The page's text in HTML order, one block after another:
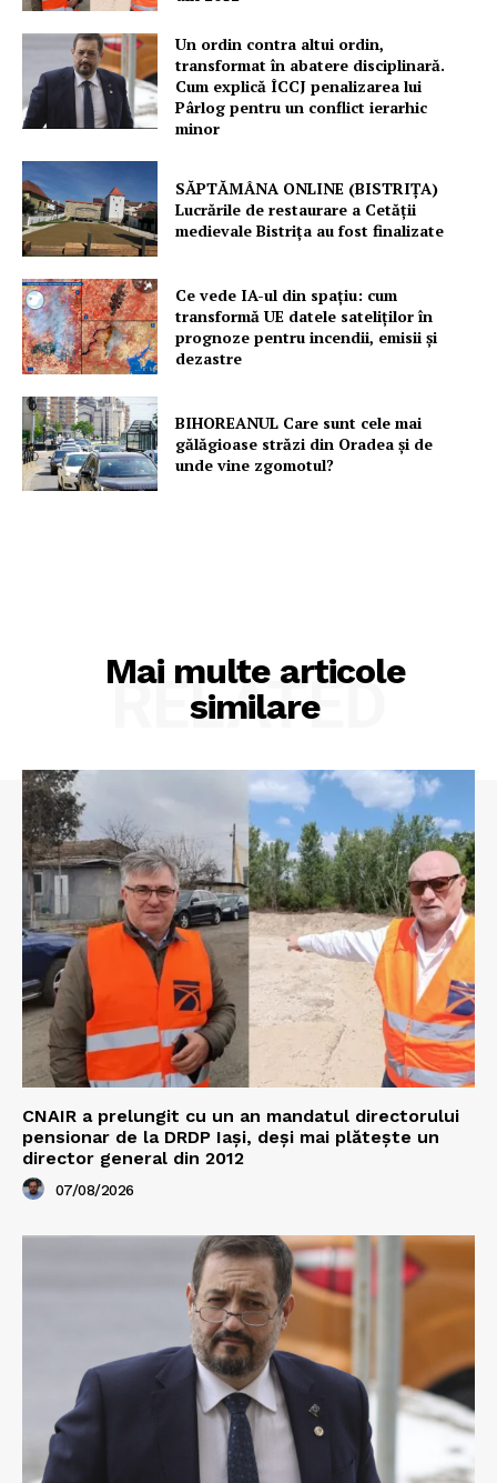
FREEDOM HOUSE ROMÂNIA
Un ordin contra altui ordin,
transformat în abatere disciplinară.
Cum explică ÎCCJ penalizarea lui
Pârlog pentru un conflict ierarhic
minor
SĂPTĂMÂNA ONLINE (BISTRIȚA)
Lucrările de restaurare a Cetăţii
medievale Bistriţa au fost finalizate
Ce vede IA-ul din spațiu: cum
transformă UE datele sateliților în
prognoze pentru incendii, emisii și
dezastre
BIHOREANUL Care sunt cele mai
gălăgioase străzi din Oradea și de
unde vine zgomotul?
Mai multe articole
similare
RELATED
CNAIR a prelungit cu un an mandatul directorului
pensionar de la DRDP Iași, deși mai plătește un
director general din 2012
07/08/2026